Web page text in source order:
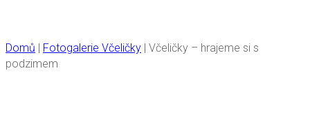
Domů | Fotogalerie Včeličky | Včeličky – hrajeme si s
podzimem